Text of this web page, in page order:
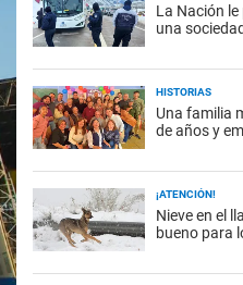
La Nación
una
HISTORIAS
Una familia
de años y
¡ATENCIÓN!
Nieve en el
bueno para